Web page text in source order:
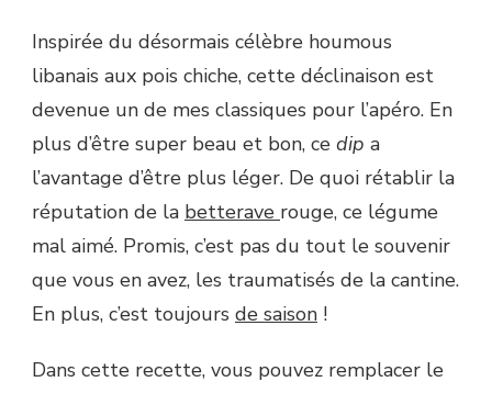
Inspirée du désormais célèbre houmous
libanais aux pois chiche, cette déclinaison est
devenue un de mes classiques pour l’apéro. En
plus d’être super beau et bon, ce dip a
l’avantage d’être plus léger. De quoi rétablir la
réputation de la betterave rouge, ce légume
mal aimé. Promis, c’est pas du tout le souvenir
que vous en avez, les traumatisés de la cantine.
En plus, c’est toujours de saison !
Dans cette recette, vous pouvez remplacer le